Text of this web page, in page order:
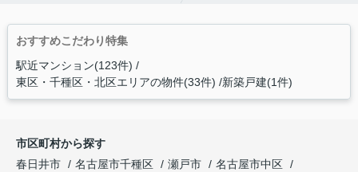
おすすめこだわり特集
駅近マンション(123件)
東区・千種区・北区エリアの物件(33件) 新築戸建(1件)
市区町村から探す
春日井市
名古屋市千種区 瀬戸市
名古屋市中区